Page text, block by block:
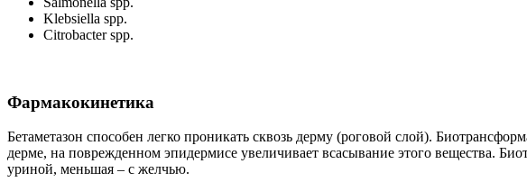
Klebsiella spp.
Citrobacter spp.
Фармакокинетика
Бетаметазон способен легко проникать сквозь дерму (роговой слой).
дерме, на поврежденном эпидермисе увеличивает всасывание этого вещества.
уриной, меньшая – с желчью.